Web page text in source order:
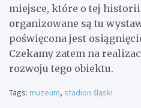
miejsce, które o tej historii
organizowane są tu
poświęcona jest
Czekamy zatem na
rozwoju tego obiektu.
Tags: muzeum, stadion śląski